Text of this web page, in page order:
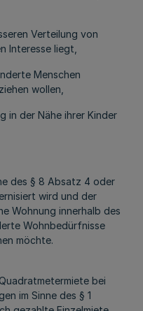
Verteilung von
Interesse liegt,
Menschen
wollen,
in der Nähe ihrer Kinder
des § 8 Absatz 4 oder
wird und der
Wohnung innerhalb des
Wohnbedürfnisse
möchte.
bei
im Sinne des § 1